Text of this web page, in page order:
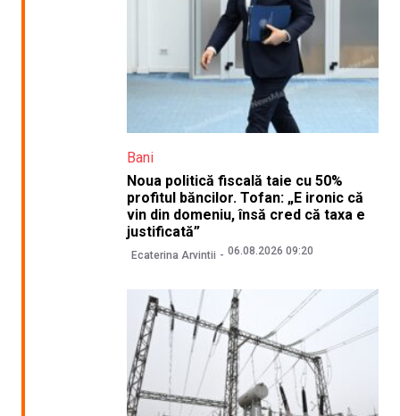
Bani
Noua politică fiscală taie cu 50%
profitul băncilor. Tofan: „E ironic că
vin din domeniu, însă cred că taxa e
justificată”
Ecaterina Arvintii 06.08.2026 09:20